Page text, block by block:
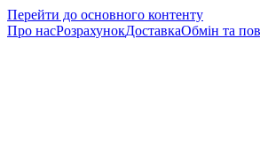
Перейти до основного контенту
Про насРозрахунокДоставкаОбмін та